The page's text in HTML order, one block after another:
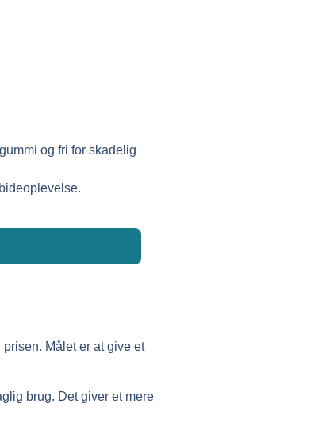
og fri for skadelig
Målet er at give et
brug. Det giver et mere